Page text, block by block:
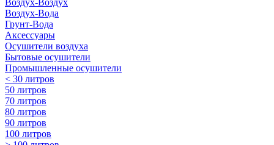
Воздух-Воздух
Воздух-Вода
Грунт-Вода
Аксессуары
Осушители воздуха
Бытовые осушители
Промышленные осушители
< 30 литров
50 литров
70 литров
80 литров
90 литров
100 литров